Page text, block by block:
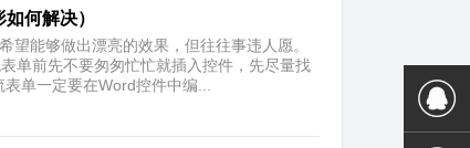
何解决）
能够做出漂亮的效果，但往往事违人愿。
单前先不要匆匆忙忙就插入控件，先尽量找
单一定要在Word控件中编...